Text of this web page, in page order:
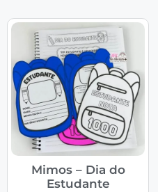
Mimos – Dia do
Estudante